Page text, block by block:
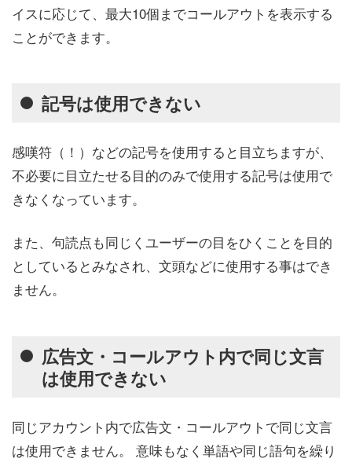
イスに応じて、最大10個までコールアウトを表示する
ことができます。
記号は使用できない
感嘆符（！）などの記号を使用すると目立ちますが、
不必要に目立たせる目的のみで使用する記号は使用で
きなくなっています。
また、句読点も同じくユーザーの目をひくことを目的
としているとみなされ、文頭などに使用する事はでき
ません。
広告文・コールアウト内で同じ文言
は使用できない
同じアカウント内で広告文・コールアウトで同じ文言
は使用できません。 意味もなく単語や同じ語句を繰り